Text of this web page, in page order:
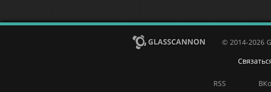
© 2014-2026
RSS